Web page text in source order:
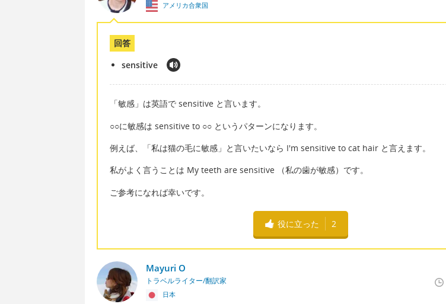
アメリカ合衆国
回答
sensitive
「敏感」は英語で sensitive と言います。
○○に敏感は sensitive to ○○ というパターンになります。
例えば、「私は猫の毛に敏感」と言いたいなら I'm sensitive to cat hair と言えます。
私がよく言うことは My teeth are sensitive （私の歯が敏感）です。
ご参考になれば幸いです。
役に立った 2
Mayuri O
トラベルライター/翻訳家
日本